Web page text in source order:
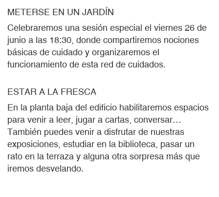
METERSE EN UN JARDÍN
Celebraremos una sesión especial el viernes 26 de
junio a las 18:30, donde compartiremos nociones
básicas de cuidado y organizaremos el
funcionamiento de esta red de cuidados.
ESTAR A LA FRESCA
En la planta baja del edificio habilitaremos espacios
para venir a leer, jugar a cartas, conversar…
También puedes venir a disfrutar de nuestras
exposiciones, estudiar en la biblioteca, pasar un
rato en la terraza y alguna otra sorpresa más que
iremos desvelando.